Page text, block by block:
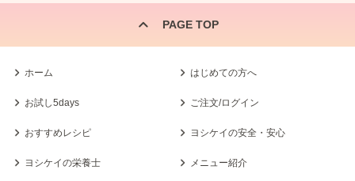
PAGE TOP
ホーム はじめての方へ
お試し5days ご注文/ログイン
おすすめレシピ ヨシケイの安全・安心
ヨシケイの栄養士 メニュー紹介